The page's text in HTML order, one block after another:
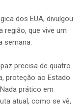
dos EUA, divulgou
região, que vive um
semana.
precisa de quatro
proteção ao Estado
prático em
atual, como se vê,